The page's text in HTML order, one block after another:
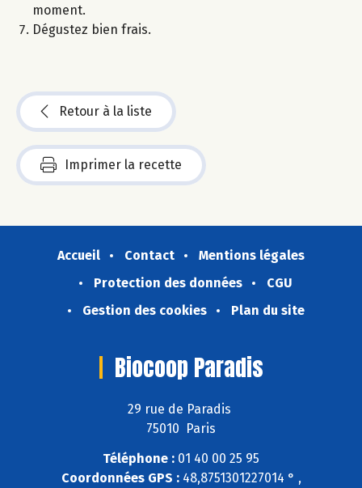
moment.
Dégustez bien frais.
Retour à la liste
Imprimer la recette
Accueil Contact
Mentions légales
Protection des données
CGU
Gestion des cookies
Plan du site
Biocoop Paradis
29 rue de Paradis
75010 Paris
Téléphone : 01 40 00 25 95
Coordonnées GPS :48,8751301227014 ° ,